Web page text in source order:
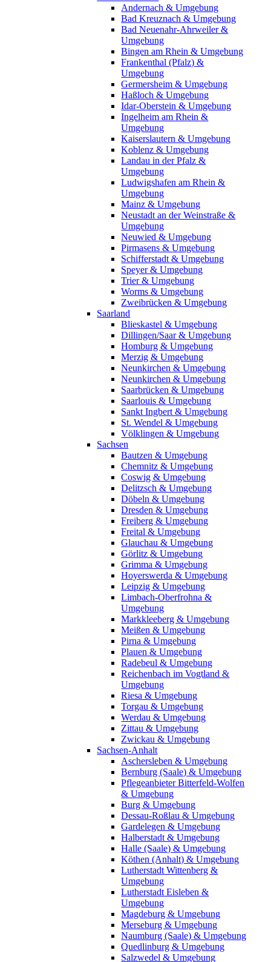
Andernach & Umgebung
Bad Kreuznach & Umgebung
Bad Neuenahr-Ahrweiler &
Umgebung
Bingen am Rhein & Umgebung
Frankenthal (Pfalz) &
Umgebung
Germersheim & Umgebung
Haßloch & Umgebung
Idar-Oberstein & Umgebung
Ingelheim am Rhein &
Umgebung
Kaiserslautern & Umgebung
Koblenz & Umgebung
Landau in der Pfalz &
Umgebung
Ludwigshafen am Rhein &
Umgebung
Mainz & Umgebung
Neustadt an der Weinstraße &
Umgebung
Neuwied & Umgebung
Pirmasens & Umgebung
Schifferstadt & Umgebung
Speyer & Umgebung
Trier & Umgebung
Worms & Umgebung
Zweibrücken & Umgebung
Saarland
Blieskastel & Umgebung
Dillingen/Saar & Umgebung
Homburg & Umgebung
Merzig & Umgebung
Neunkirchen & Umgebung
Neunkirchen & Umgebung
Saarbrücken & Umgebung
Saarlouis & Umgebung
Sankt Ingbert & Umgebung
St. Wendel & Umgebung
Völklingen & Umgebung
Sachsen
Bautzen & Umgebung
Chemnitz & Umgebung
Coswig & Umgebung
Delitzsch & Umgebung
Döbeln & Umgebung
Dresden & Umgebung
Freiberg & Umgebung
Freital & Umgebung
Glauchau & Umgebung
Görlitz & Umgebung
Grimma & Umgebung
Hoyerswerda & Umgebung
Leipzig & Umgebung
Limbach-Oberfrohna &
Umgebung
Markkleeberg & Umgebung
Meißen & Umgebung
Pirna & Umgebung
Plauen & Umgebung
Radebeul & Umgebung
Reichenbach im Vogtland &
Umgebung
Riesa & Umgebung
Torgau & Umgebung
Werdau & Umgebung
Zittau & Umgebung
Zwickau & Umgebung
Sachsen-Anhalt
Aschersleben & Umgebung
Bernburg (Saale) & Umgebung
Pflegeanbieter Bitterfeld-Wolfen
& Umgebung
Burg & Umgebung
Dessau-Roßlau & Umgebung
Gardelegen & Umgebung
Halberstadt & Umgebung
Halle (Saale) & Umgebung
Köthen (Anhalt) & Umgebung
Lutherstadt Wittenberg &
Umgebung
Lutherstadt Eisleben &
Umgebung
Magdeburg & Umgebung
Merseburg & Umgebung
Naumburg (Saale) & Umgebung
Quedlinburg & Umgebung
Salzwedel & Umgebung